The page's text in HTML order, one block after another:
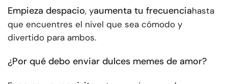
Empieza despacio, yaumenta tu frecuenciahasta
que encuentres el nivel que sea cómodo y
divertido para ambos.
¿Por qué debo enviar dulces memes de amor?